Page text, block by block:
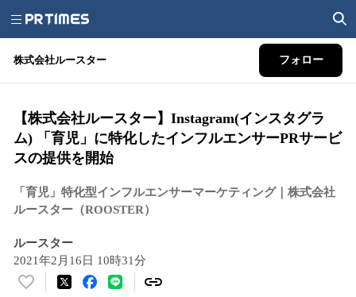
株式会社ルースター フォロー
【株式会社ルースター】Instagram(インスタグラ
ム) 「育児」に特化したインフルエンサーPRサービ
スの提供を開始
「育児」特化型インフルエンサーマーケティング｜株式会社
ルースター（ROOSTER）
ルースター
2021年2月16日 10時31分
い